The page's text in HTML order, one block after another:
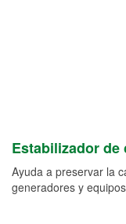
Estabilizador
Ayuda a preservar la
generadores y